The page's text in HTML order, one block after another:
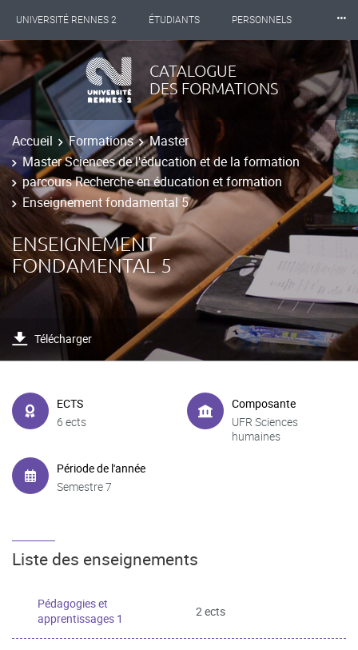
UNIVERSITÉ RENNES 2 ÉTUDIANTS PERSONNELS
INTERNATIONAL PROFESSIONNELS BIBLIOTHÈQUES
LES NOUVELLES DE RENNES 2
⸱⸱⸱
CATALOGUE
DES FORMATIONS
Accueil Formations
Master
Master Sciences de l'éducation et de la formation
parcours Recherche en éducation et formation
Enseignement fondamental 5
ENSEIGNEMENT
FONDAMENTAL 5
Télécharger
ECTS
6 ects
Composante
UFR Sciences
humaines
Période de l'année
Semestre 7
Liste des enseignements
Pédagogies et
apprentissages 1
2 ects